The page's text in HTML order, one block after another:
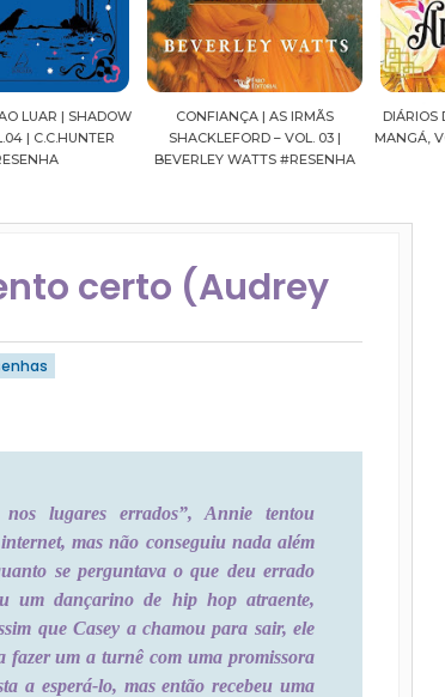
CONFIANÇA | AS IRMÃS
SHACKLEFORD – VOL. 03 |
WATTS #RESENHA
DIÁRIOS DE UMA APOTECÁRIA |
MANGÁ, VOL.04 | NATSU HYUUGA
certo (Audrey
lugares errados”, Annie tentou
mas não conseguiu nada além
se perguntava o que deu errado
um dançarino de hip hop atraente,
que Casey a chamou para sair, ele
fazer um a turnê com uma promissora
a esperá-lo, mas então recebeu uma